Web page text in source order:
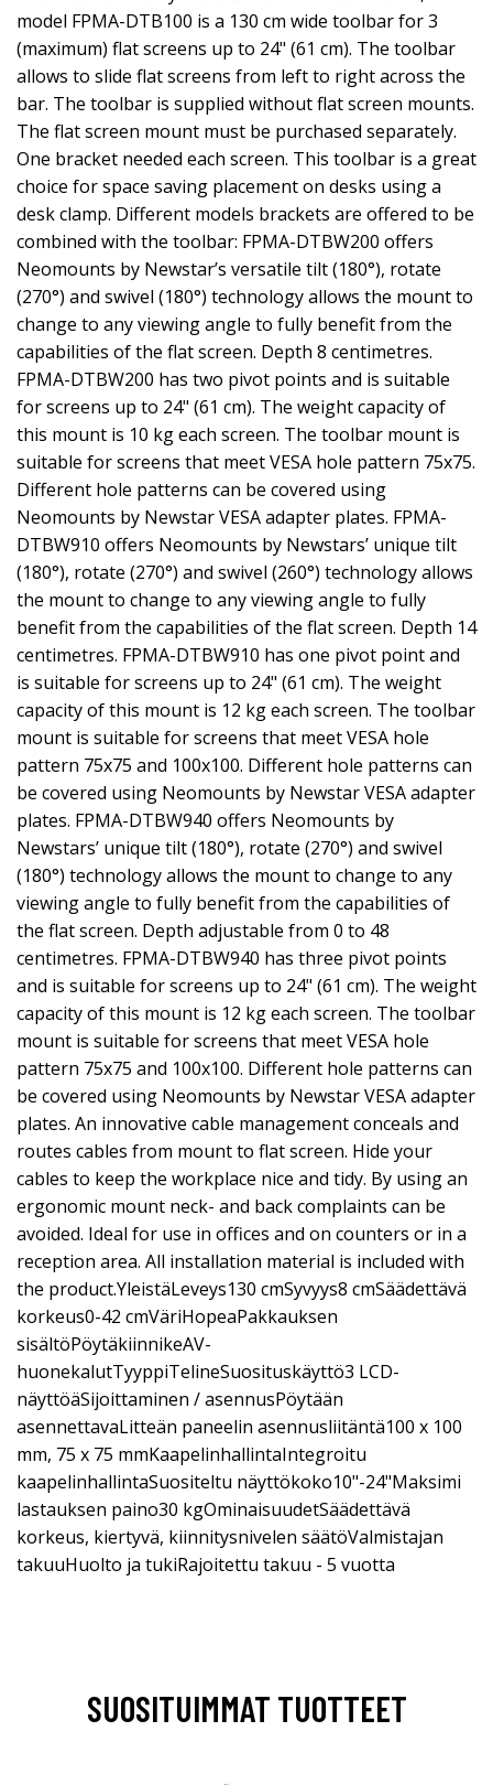
model FPMA-DTB100 is a 130 cm wide toolbar for 3
(maximum) flat screens up to 24" (61 cm). The toolbar
allows to slide flat screens from left to right across the
bar. The toolbar is supplied without flat screen mounts.
The flat screen mount must be purchased separately.
One bracket needed each screen. This toolbar is a great
choice for space saving placement on desks using a
desk clamp. Different models brackets are offered to be
combined with the toolbar: FPMA-DTBW200 offers
Neomounts by Newstar’s versatile tilt (180°), rotate
(270°) and swivel (180°) technology allows the mount to
change to any viewing angle to fully benefit from the
capabilities of the flat screen. Depth 8 centimetres.
FPMA-DTBW200 has two pivot points and is suitable
for screens up to 24" (61 cm). The weight capacity of
this mount is 10 kg each screen. The toolbar mount is
suitable for screens that meet VESA hole pattern 75x75.
Different hole patterns can be covered using
Neomounts by Newstar VESA adapter plates. FPMA-
DTBW910 offers Neomounts by Newstars’ unique tilt
(180°), rotate (270°) and swivel (260°) technology allows
the mount to change to any viewing angle to fully
benefit from the capabilities of the flat screen. Depth 14
centimetres. FPMA-DTBW910 has one pivot point and
is suitable for screens up to 24" (61 cm). The weight
capacity of this mount is 12 kg each screen. The toolbar
mount is suitable for screens that meet VESA hole
pattern 75x75 and 100x100. Different hole patterns can
be covered using Neomounts by Newstar VESA adapter
plates. FPMA-DTBW940 offers Neomounts by
Newstars’ unique tilt (180°), rotate (270°) and swivel
(180°) technology allows the mount to change to any
viewing angle to fully benefit from the capabilities of
the flat screen. Depth adjustable from 0 to 48
centimetres. FPMA-DTBW940 has three pivot points
and is suitable for screens up to 24" (61 cm). The weight
capacity of this mount is 12 kg each screen. The toolbar
mount is suitable for screens that meet VESA hole
pattern 75x75 and 100x100. Different hole patterns can
be covered using Neomounts by Newstar VESA adapter
plates. An innovative cable management conceals and
routes cables from mount to flat screen. Hide your
cables to keep the workplace nice and tidy. By using an
ergonomic mount neck- and back complaints can be
avoided. Ideal for use in offices and on counters or in a
reception area. All installation material is included with
the product.YleistäLeveys130 cmSyvyys8 cmSäädettävä
korkeus0-42 cmVäriHopeaPakkauksen
sisältöPöytäkiinnikeAV-
huonekalutTyyppiTelineSuosituskäyttö3 LCD-
näyttöäSijoittaminen / asennusPöytään
asennettavaLitteän paneelin asennusliitäntä100 x 100
mm, 75 x 75 mmKaapelinhallintaIntegroitu
kaapelinhallintaSuositeltu näyttökoko10"-24"Maksimi
lastauksen paino30 kgOminaisuudetSäädettävä
korkeus, kiertyvä, kiinnitysnivelen säätöValmistajan
takuuHuolto ja tukiRajoitettu takuu - 5 vuotta
SUOSITUIMMAT TUOTTEET